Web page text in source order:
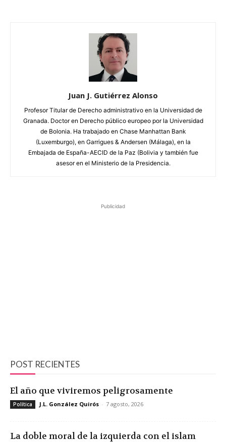
Juan J. Gutiérrez Alonso
Profesor Titular de Derecho administrativo en la Universidad de
Granada. Doctor en Derecho público europeo por la Universidad
de Bolonia. Ha trabajado en Chase Manhattan Bank
(Luxemburgo), en Garrigues & Andersen (Málaga), en la
Embajada de España-AECID de la Paz (Bolivia y también fue
asesor en el Ministerio de la Presidencia.
Publicidad
POST RECIENTES
El año que viviremos peligrosamente
Política J.L. González Quirós - 7 agosto, 2026
La doble moral de la izquierda con el islam